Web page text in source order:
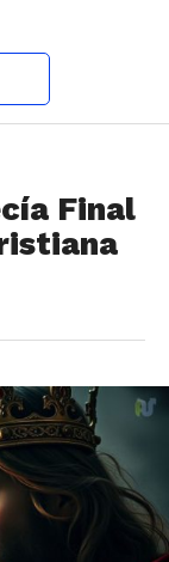
Final